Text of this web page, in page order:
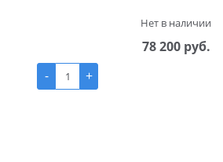
Нет в наличии
78 200 руб.
-
+